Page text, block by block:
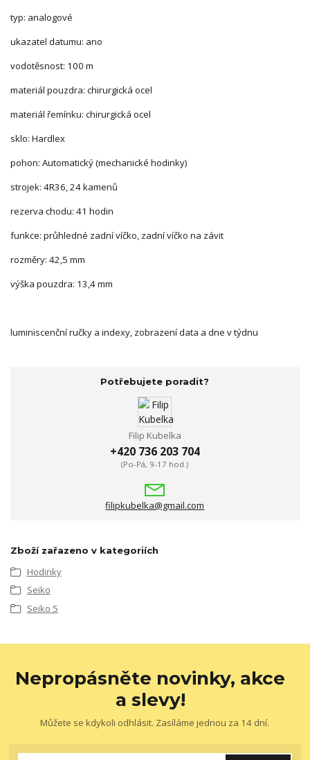
typ: analogové
ukazatel datumu: ano
vodotěsnost: 100 m
materiál pouzdra: chirurgická ocel
materiál řemínku: chirurgická ocel
sklo: Hardlex
pohon: Automatický (mechanické hodinky)
strojek: 4R36, 24 kamenů
rezerva chodu: 41 hodin
funkce: průhledné zadní víčko, zadní víčko na závit
rozměry: 42,5 mm
výška pouzdra: 13,4 mm
luminiscenční ručky a indexy, zobrazení data a dne v týdnu
Potřebujete poradit?
Filip Kubelka
+420 736 203 704
(Po-Pá, 9-17 hod.)
filipkubelka@gmail.com
Zboží zařazeno v kategoriích
Hodinky
Seiko
Seiko 5
Nepropásněte novinky, akce
a slevy!
Můžete se kdykoli odhlásit. Zasíláme jednou za 14 dní.